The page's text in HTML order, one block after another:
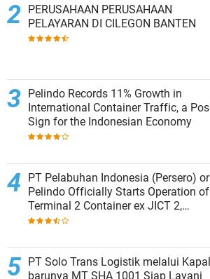
PERUSAHAAN PERUSAHAAN
PELAYARAN DI CILEGON BANTEN
Pelindo Records 11% Growth in
International Container Traffic, a
Sign for the Indonesian Economy
PT Pelabuhan Indonesia (Persero) or
Pelindo Officially Starts Operation of
Terminal 2 Container ex JICT 2,
Strengthening Productivity of Tanjung
PT Solo Trans Logistik melalui Kapal
barunya MT SHA 1001 Siap Layani